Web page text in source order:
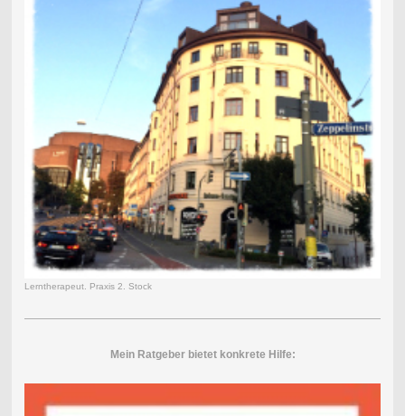
Lerntherapeut. Praxis 2. Stock
Mein Ratgeber bietet konkrete Hilfe: